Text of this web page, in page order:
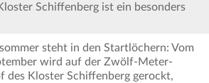
Schiffenberg ist ein besonders
steht in den Startlöchern: Vom
wird auf der Zwölf-Meter-
des Kloster Schiffenberg gerockt,